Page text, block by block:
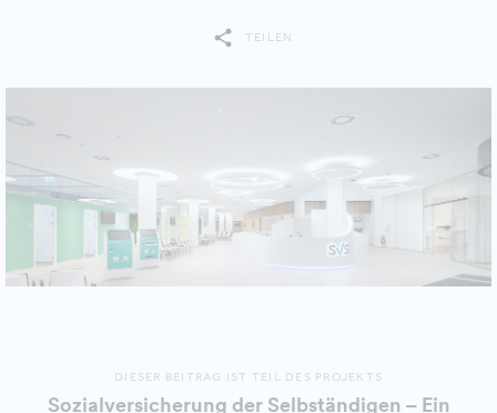
TEILEN
DIESER BEITRAG IST TEIL DES PROJEKTS
Sozialversicherung der Selbständigen – Ein